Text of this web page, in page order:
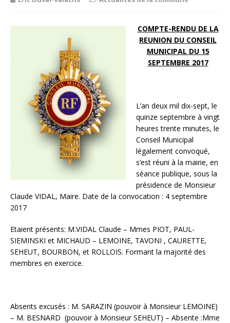
COMPTE-RENDU DE LA
REUNION DU CONSEIL
MUNICIPAL DU 15
SEPTEMBRE 2017
L’an deux mil dix-sept, le
quinze septembre à vingt
heures trente minutes, le
Conseil Municipal
légalement convoqué,
s’est réuni à la mairie, en
séance publique, sous la
présidence de Monsieur
Claude VIDAL, Maire. Date de la convocation : 4 septembre
2017
Etaient présents: M.VIDAL Claude – Mmes PIOT, PAUL-
SIEMINSKI et MICHAUD – LEMOINE, TAVONI , CAURETTE,
SEHEUT, BOURBON, et ROLLOIS. Formant la majorité des
membres en exercice.
Absents excusés : M. SARAZIN (pouvoir à Monsieur LEMOINE)
– M. BESNARD (pouvoir à Monsieur SEHEUT) – Absente :Mme